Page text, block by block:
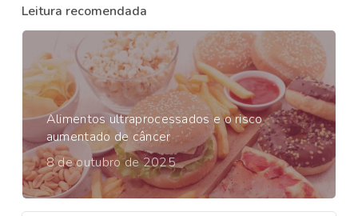
Leitura recomendada
Alimentos ultraprocessados e o risco
aumentado de câncer
8 de outubro de 2025